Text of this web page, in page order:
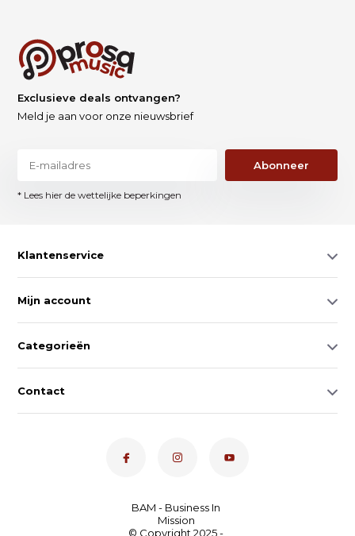
Exclusieve deals ontvangen?
Meld je aan voor onze nieuwsbrief
Abonneer
* Lees hier de wettelijke beperkingen
Klantenservice
Mijn account
Categorieën
Contact